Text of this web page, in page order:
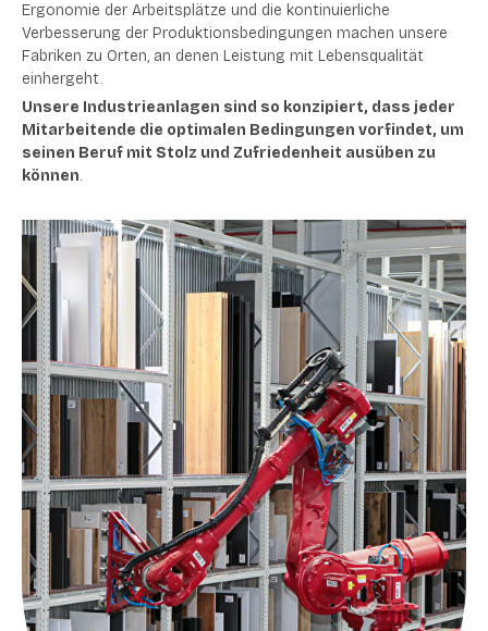
Ergonomie der Arbeitsplätze und die kontinuierliche
Verbesserung der Produktionsbedingungen machen unsere
Fabriken zu Orten, an denen Leistung mit Lebensqualität
einhergeht.
Unsere Industrieanlagen sind so konzipiert, dass jeder
Mitarbeitende die optimalen Bedingungen vorfindet, um
seinen Beruf mit Stolz und Zufriedenheit ausüben zu
können.